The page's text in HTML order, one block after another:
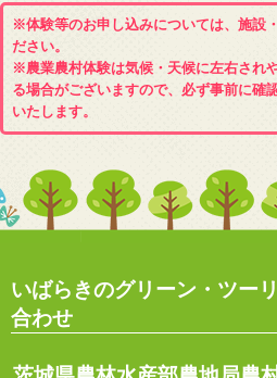
※体験等のお申し込みについては、施設
ださい。
※農業農村体験は気候・天候に左右され
る場合がございますので、必ず事前に確
いたします。
いばらきのグリーン・ツー
合わせ